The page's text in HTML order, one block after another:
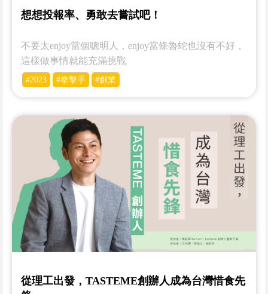
想想投報率、勇敢去嘗試吧！
不要太enjoy當個聰明人，enjoy當條魯蛇也沒有不好，
這樣做事情就能充滿挑戰
#2023 #拳擊手 #創業
從理工出發，TASTEME創辦人成為台灣惜食先